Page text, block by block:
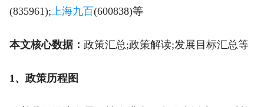
(835961); 上海九百(600838)等
本文核心数据： 政策汇总;政策解读;发展目标汇总等
1、政策历程图